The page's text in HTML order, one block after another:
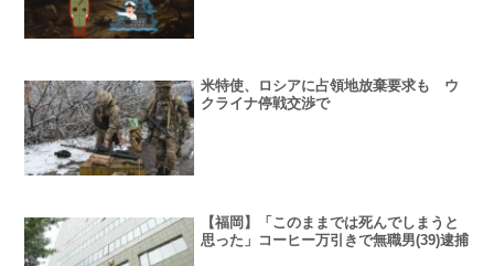
米特使、ロシアに占領地放棄要求も ウ
クライナ停戦交渉で
【福岡】「このままでは死んでしまうと
思った」コーヒー万引きで無職男(39)逮捕